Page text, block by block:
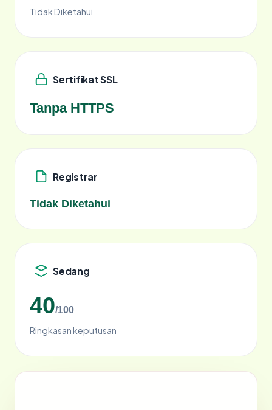
Tidak Diketahui
Sertifikat SSL
Tanpa HTTPS
Registrar
Tidak Diketahui
Sedang
40/100
Ringkasan keputusan